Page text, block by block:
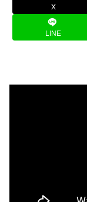
X
LINE